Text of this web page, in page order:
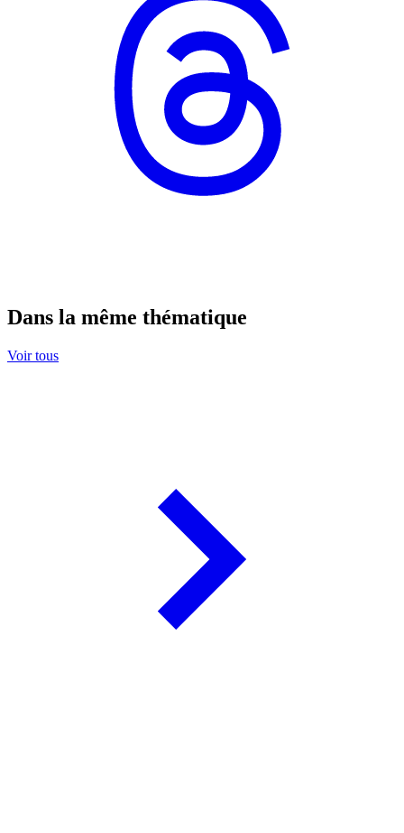
Dans la même thématique
Voir tous